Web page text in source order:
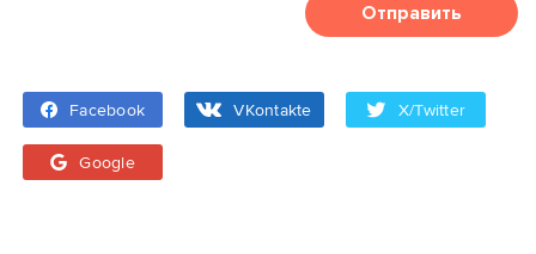
Отправить
Facebook VKontakte X/Twitter
Google